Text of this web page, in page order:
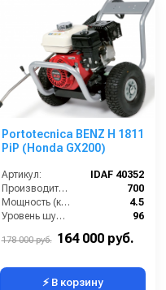
Portotecnica BENZ H 1811
PiP (Honda GX200)
Артикул:
IDAF 40352
Производительность (л/ч):
700
Мощность (кВт):
4.5
Уровень шума (дБ):
96
178 000 руб. 164 000 руб.
⚡ В корзину